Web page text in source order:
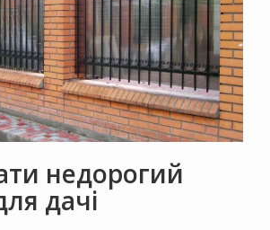
недорогий
дачі